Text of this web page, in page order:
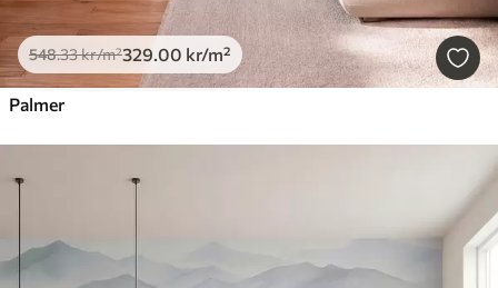
548.33kr/m²329.00 kr/m²
Palmer